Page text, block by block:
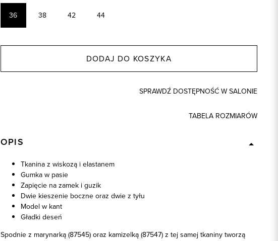
36 38 42 44
DODAJ DO KOSZYKA
SPRAWDŹ DOSTĘPNOŚĆ W SALONIE
TABELA ROZMIARÓW
OPIS
Tkanina z wiskozą i elastanem
Gumka w pasie
Zapięcie na zamek i guzik
Dwie kieszenie boczne oraz dwie z tyłu
Model w kant
Gładki deseń
Spodnie z marynarką (87545) oraz kamizelką (87547) z tej samej tkaniny tworzą